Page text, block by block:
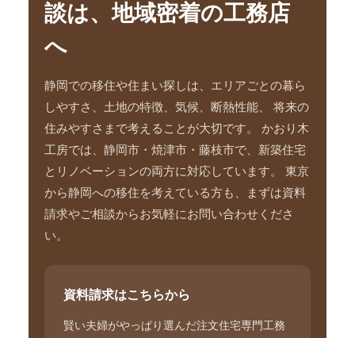
談は、地域密着の工務店
へ
静岡での移住や住まい探しは、エリアごとの暮ら
しやすさ、土地の特徴、気候、断熱性能、 将来の
住みやすさまで考えることが大切です。 かおり木
工房では、静岡市・焼津市・藤枝市で、新築住宅
とリノベーションの両方に対応しています。 東京
から静岡への移住を考えている方も、まずは資料
請求やご相談からお気軽にお問い合わせくださ
い。
資料請求はこちらから
賢い夫婦がやっぱり選んだ注文住宅専門工務